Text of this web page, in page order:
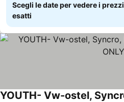
Scegli le date per vedere i prezzi
esatti